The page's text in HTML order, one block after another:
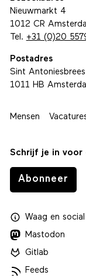
Nieuwmarkt 4
1012 CR
Tel. +31 (0)20
Postadres
Sint
1011 HB
Mensen
Schrijf je in voor
Abonneer
Waagen
Mastodon
Gitlab
Feeds